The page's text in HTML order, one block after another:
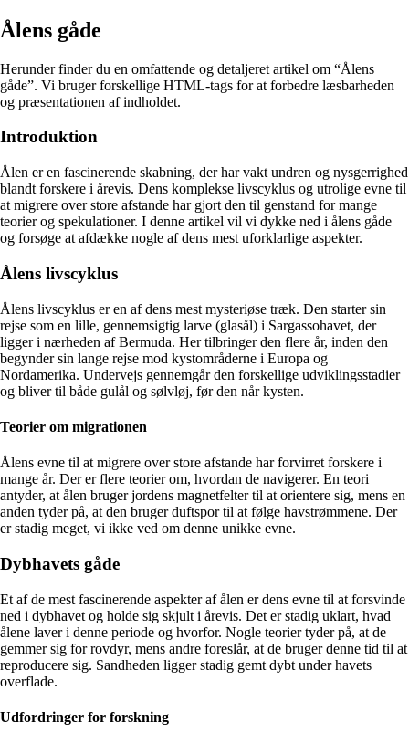
Ålens gåde
Herunder finder du en omfattende og detaljeret artikel om “Ålens
gåde”. Vi bruger forskellige HTML-tags for at forbedre læsbarheden
og præsentationen af indholdet.
Introduktion
Ålen er en fascinerende skabning, der har vakt undren og nysgerrighed
blandt forskere i årevis. Dens komplekse livscyklus og utrolige evne til
at migrere over store afstande har gjort den til genstand for mange
teorier og spekulationer. I denne artikel vil vi dykke ned i ålens gåde
og forsøge at afdække nogle af dens mest uforklarlige aspekter.
Ålens livscyklus
Ålens livscyklus er en af dens mest mysteriøse træk. Den starter sin
rejse som en lille, gennemsigtig larve (glasål) i Sargassohavet, der
ligger i nærheden af Bermuda. Her tilbringer den flere år, inden den
begynder sin lange rejse mod kystområderne i Europa og
Nordamerika. Undervejs gennemgår den forskellige udviklingsstadier
og bliver til både gulål og sølvløj, før den når kysten.
Teorier om migrationen
Ålens evne til at migrere over store afstande har forvirret forskere i
mange år. Der er flere teorier om, hvordan de navigerer. En teori
antyder, at ålen bruger jordens magnetfelter til at orientere sig, mens en
anden tyder på, at den bruger duftspor til at følge havstrømmene. Der
er stadig meget, vi ikke ved om denne unikke evne.
Dybhavets gåde
Et af de mest fascinerende aspekter af ålen er dens evne til at forsvinde
ned i dybhavet og holde sig skjult i årevis. Det er stadig uklart, hvad
ålene laver i denne periode og hvorfor. Nogle teorier tyder på, at de
gemmer sig for rovdyr, mens andre foreslår, at de bruger denne tid til at
reproducere sig. Sandheden ligger stadig gemt dybt under havets
overflade.
Udfordringer for forskning